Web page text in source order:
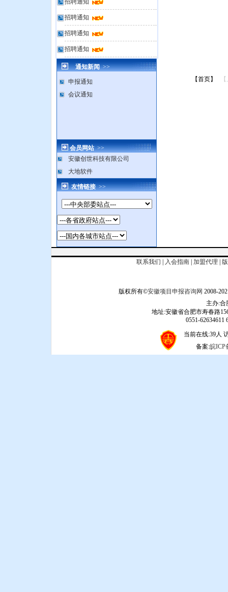
招聘通知
招聘通知
招聘通知
招聘通知
通知新闻>>
申报通知
会议通知
会员网站>>
安徽创世科技有限公司
大地软件
友情链接>>
【首页】
联系我们 入会指南| 加盟代理
版权所有©安徽项目申报咨询网 2008-
主办:合
地址:安徽省合肥市寿春路
0551-62634611
当前在线:39人
备案:皖ICP